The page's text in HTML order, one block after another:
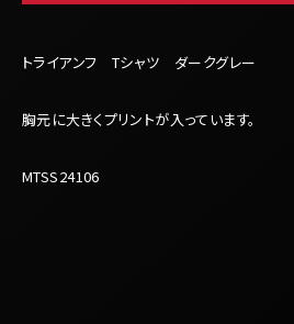
トライアンフ Tシャツ ダークグレー
胸元に大きくプリントが入っています。
MTSS24106